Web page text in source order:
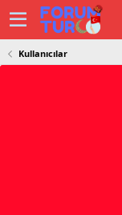
Kullanıcılar